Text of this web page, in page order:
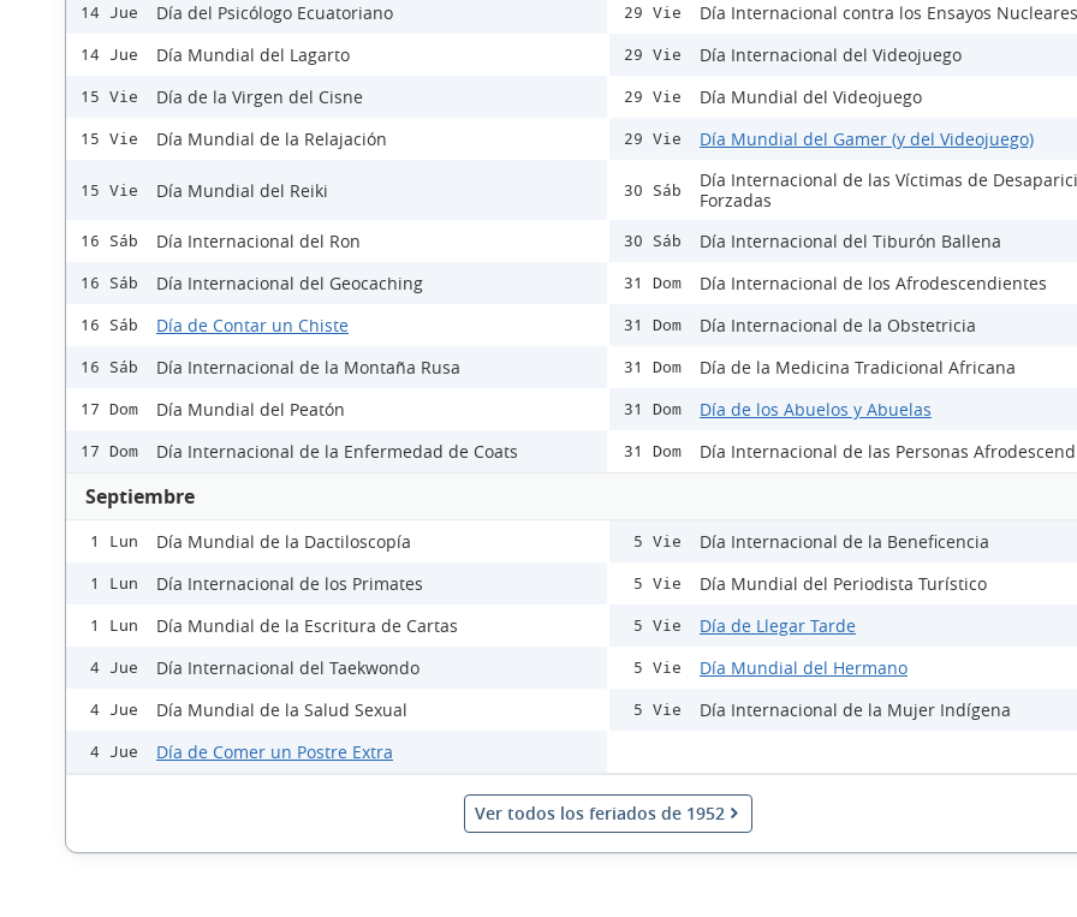
14 Jue Día del Psicólogo Ecuatoriano
14 Jue Día Mundial del Lagarto
15 Vie Día de la Virgen del Cisne
15 Vie Día Mundial de la Relajación
15 Vie Día Mundial del Reiki
16 Sáb Día Internacional del Ron
16 Sáb Día Internacional del Geocaching
16 Sáb Día de Contar un Chiste
16 Sáb Día Internacional de la Montaña Rusa
17 Dom Día Mundial del Peatón
17 Dom Día Internacional de la Enfermedad de Coats
29 Vie Día Internacional contra los Ensayos Nucleares
29 Vie Día Internacional del Videojuego
29 Vie Día Mundial del Videojuego
29 Vie Día Mundial del Gamer (y del Videojuego)
30 Sáb
Día Internacional de las Víctimas de
Forzadas
30 Sáb Día Internacional del Tiburón Ballena
31 Dom Día Internacional de los Afrodescendientes
31 Dom Día Internacional de la Obstetricia
31 Dom Día de la Medicina Tradicional Africana
31 Dom Día de los Abuelos y Abuelas
31 Dom Día Internacional de las Personas
Septiembre
1 Lun Día Mundial de la Dactiloscopía
1 Lun Día Internacional de los Primates
1 Lun Día Mundial de la Escritura de Cartas
4 Jue Día Internacional del Taekwondo
4 Jue Día Mundial de la Salud Sexual
4 Jue Día de Comer un Postre Extra
5 Vie Día Internacional de la Beneficencia
5 Vie Día Mundial del Periodista Turístico
5 Vie Día de Llegar Tarde
5 Vie Día Mundial del Hermano
5 Vie Día Internacional de la Mujer Indígena
Ver todos los feriados de 1952